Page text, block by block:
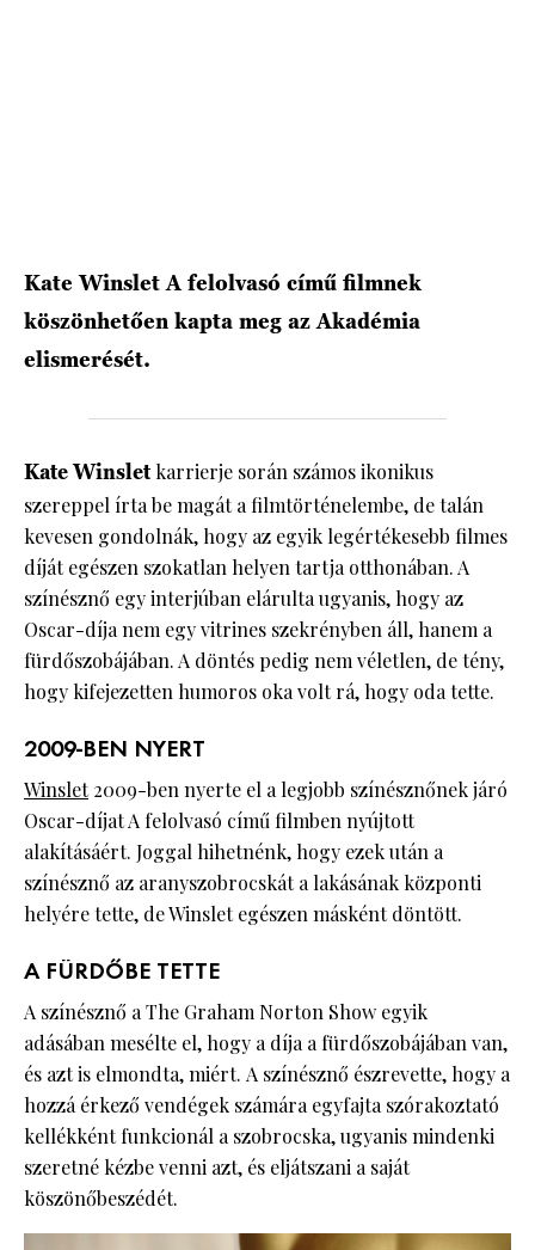
Kate Winslet A felolvasó című filmnek
köszönhetően kapta meg az Akadémia
elismerését.
Kate Winsletkarrierje során számos ikonikus
szereppel írta be magát a filmtörténelembe, de talán
kevesen gondolnák, hogy az egyik legértékesebb filmes
díját egészen szokatlan helyen tartja otthonában. A
színésznő egy interjúban elárulta ugyanis, hogy az
Oscar-díja nem egy vitrines szekrényben áll, hanem a
fürdőszobájában. A döntés pedig nem véletlen, de tény,
hogy kifejezetten humoros oka volt rá, hogy oda tette.
2009-BEN NYERT
Winslet2009-ben nyerte el a legjobb színésznőnek járó
Oscar-díjat A felolvasó című filmben nyújtott
alakításáért. Joggal hihetnénk, hogy ezek után a
színésznő az aranyszobrocskát a lakásának központi
helyére tette, de Winslet egészen másként döntött.
A FÜRDŐBE TETTE
A színésznő a The Graham Norton Show egyik
adásában mesélte el, hogy a díja a fürdőszobájában van,
és azt is elmondta, miért. A színésznő észrevette, hogy a
hozzá érkező vendégek számára egyfajta szórakoztató
kellékként funkcionál a szobrocska, ugyanis mindenki
szeretné kézbe venni azt, és eljátszani a saját
köszönőbeszédét.